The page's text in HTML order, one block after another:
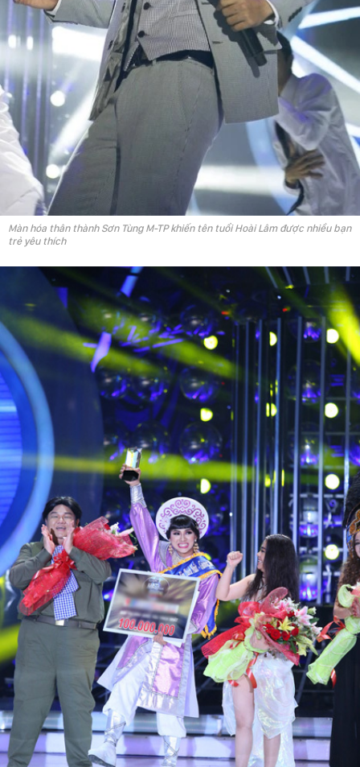
Màn hóa thân thành Sơn Tùng M-TP khiến tên tuổi Hoài Lâm được nhiều bạn
trẻ yêu thích